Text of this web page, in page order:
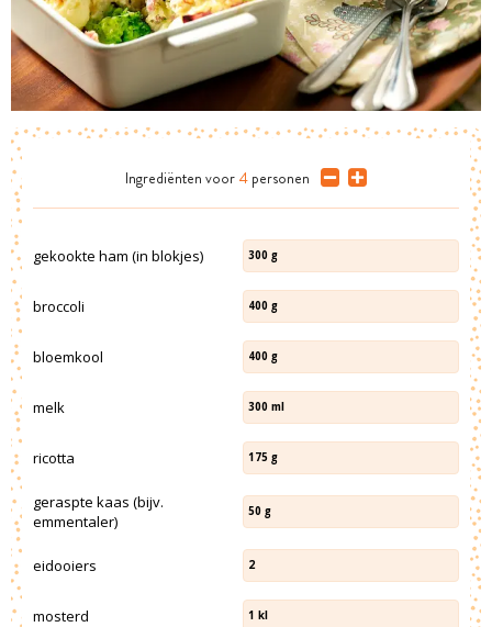
Ingrediënten voor 4 personen
gekookte ham (in blokjes) 300 g
broccoli 400 g
bloemkool 400 g
melk 300 ml
ricotta 175 g
geraspte kaas (bijv.
emmentaler)
50 g
eidooiers 2
mosterd 1 kl